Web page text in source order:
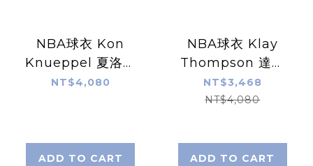
NBA球衣 Kon
Knueppel 夏洛特
黃蜂紫 Statement
NT$4,080
ADD TO CART
NBA球衣 Klay
Thompson 達拉
斯小牛復古 25-26
HWC Nike
標 全新
NT$3,468
NT$4,080
ADD TO CART